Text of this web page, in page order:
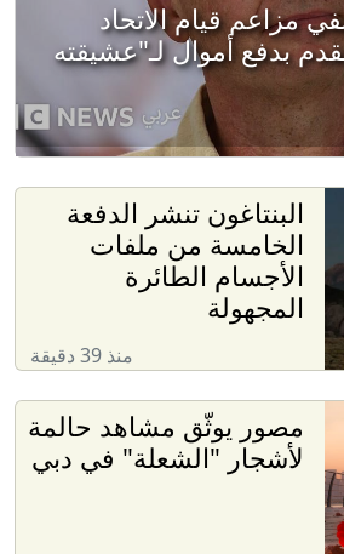
مزاعم قيام الاتحاد
بدفع أموال لـ"عشيقته
البنتاغون تنشر الدفعة
الخامسة من ملفات
الأجسام الطائرة
المجهولة
منذ 39 دقيقة
مصور يوثّق مشاهد حالمة
لأشجار "الشعلة" في دبي